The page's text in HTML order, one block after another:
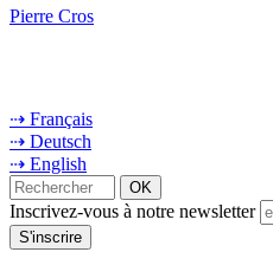
Pierre Cros
⇢ Français
⇢ Deutsch
⇢ English
Inscrivez-vous à notre newsletter